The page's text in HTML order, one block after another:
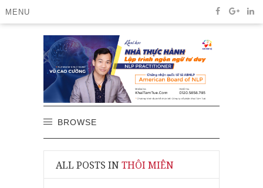
MENU
BROWSE
ALL POSTS IN THÔI MIÊN